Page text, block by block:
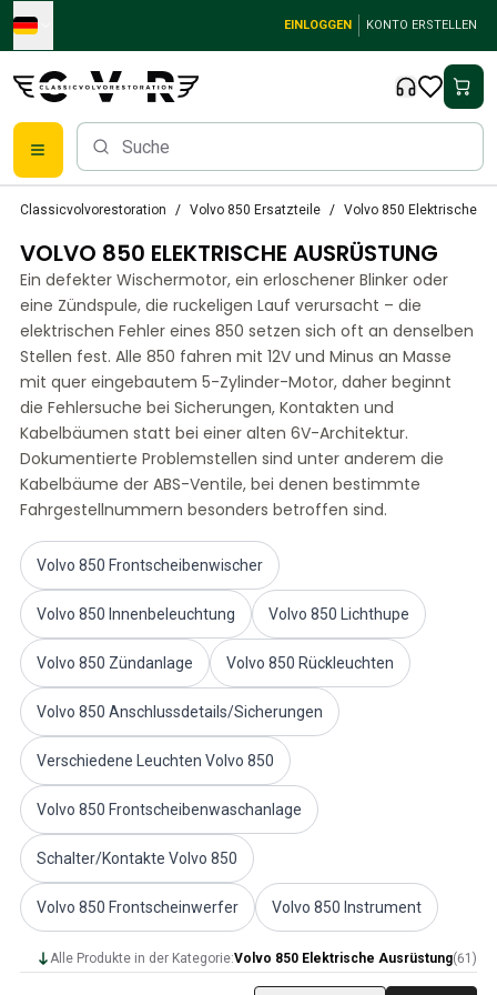
Skip to main content
EINLOGGEN KONTO ERSTELLEN
Volvo PV/Duett Ersatzteile
Volvo PV/Duett-Bremsanlage
Volvo PV/Duett Kraftstoff-/Auspuffanlage
Volvo PV/Duett Elektrische Ausrüstung
Volvo PV/Duett Vorderradaufhängung
Volvo PV/Duett InnenausstattungsErsatzteile
PV/Duett Karosserie
Volvo PV/Duett Getriebe/Hinterradaufhängung
Volvo PV/Duett Kühlsystem
Volvo PV/Duett-MotorenErsatzteile
Volvo PV/Duett Sonstiges
Volvo PV/Duett Motor Drosselklappengestänge
Volvo PV/Duett-Heizung/Frischluft
Volvo PV/Duett Räder/Nabenkappen
Volvo Amazon Ersatzteile
Volvo Amazon KarosserieErsatzteile
Volvo Amazon Bremssystem
Volvo Amazon Kühlsystem
Volvo Amazon Elektrische Geräte
Volvo Amazon MotorenErsatzteile
Volvo Amazon Motor Drosselklappengestänge
Volvo Amazon Kraftstoff-/Auspuffanlage
Volvo Amazon Vorderradaufhängung
Volvo Amazon Innenraum Ersatzteile
Volvo Amazon Heizgerät/Frischluft
Volvo Amazon Getriebe/Hinterradaufhängung
Volvo Amazon Räder/Nabenkappen
Classicvolvorestoration Volvo 850 Ersatzteile Volvo 850 Elektrische
VOLVO 850 ELEKTRISCHE AUSRÜSTUNG
Ein defekter Wischermotor, ein erloschener Blinker oder
eine Zündspule, die ruckeligen Lauf verursacht – die
elektrischen Fehler eines 850 setzen sich oft an denselben
Stellen fest. Alle 850 fahren mit 12V und Minus an Masse
mit quer eingebautem 5-Zylinder-Motor, daher beginnt
die Fehlersuche bei Sicherungen, Kontakten und
Kabelbäumen statt bei einer alten 6V-Architektur.
Dokumentierte Problemstellen sind unter anderem die
Kabelbäume der ABS-Ventile, bei denen bestimmte
Fahrgestellnummern besonders betroffen sind.
Volvo 850 Frontscheibenwischer
Volvo 850 Innenbeleuchtung Volvo 850 Lichthupe
Volvo 850 Zündanlage Volvo 850 Rückleuchten
Volvo 850 Anschlussdetails/Sicherungen
Verschiedene Leuchten Volvo 850
Volvo 850 Frontscheibenwaschanlage
Schalter/Kontakte Volvo 850
Volvo 850 Frontscheinwerfer Volvo 850 Instrument
Alle Produkte in der Kategorie:Volvo 850 Elektrische Ausrüstung(61 )